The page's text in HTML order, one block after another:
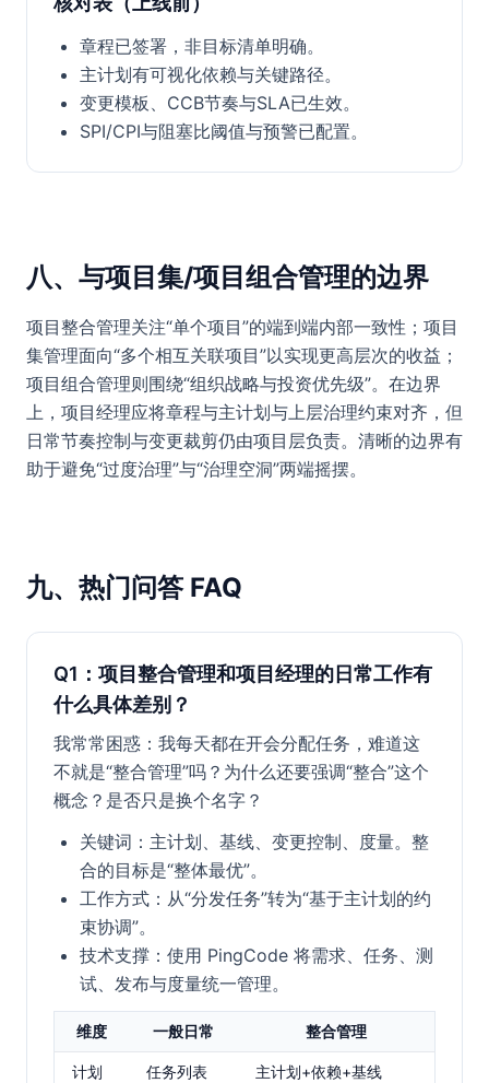
章程已签署，非目标清单明确。
主计划有可视化依赖与关键路径。
变更模板、CCB节奏与SLA已生效。
SPI/CPI与阻塞比阈值与预警已配置。
八、与项目集/项目组合管理的边界
项目整合管理关注“单个项目”的端到端内部一致性；项目
集管理面向“多个相互关联项目”以实现更高层次的收益；
项目组合管理则围绕“组织战略与投资优先级”。在边界
上，项目经理应将章程与主计划与上层治理约束对齐，但
日常节奏控制与变更裁剪仍由项目层负责。清晰的边界有
助于避免“过度治理”与“治理空洞”两端摇摆。
九、热门问答 FAQ
Q1：项目整合管理和项目经理的日常工作有
什么具体差别？
我常常困惑：我每天都在开会分配任务，难道这
不就是“整合管理”吗？为什么还要强调“整合”这个
概念？是否只是换个名字？
关键词：主计划、基线、变更控制、度量。整
合的目标是“整体最优”。
工作方式：从“分发任务”转为“基于主计划的约
束协调”。
技术支撑：使用 PingCode 将需求、任务、测
试、发布与度量统一管理。
维度 一般日常 整合管理
计划 任务列表 主计划+依赖+基线